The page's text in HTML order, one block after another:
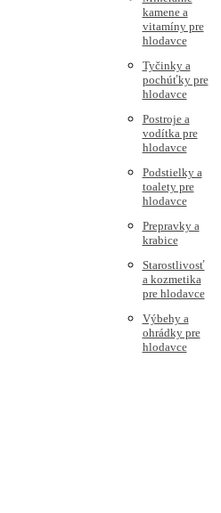
kamene a
vitamíny pre
hlodavce
Tyčinky a
pochúťky pre
hlodavce
Postroje a
vodítka pre
hlodavce
Podstielky a
toalety pre
hlodavce
Prepravky a
krabice
Starostlivosť
a kozmetika
pre hlodavce
Výbehy a
ohrádky pre
hlodavce